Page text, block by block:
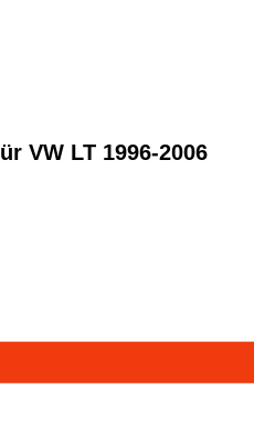
VW LT 1996-2006